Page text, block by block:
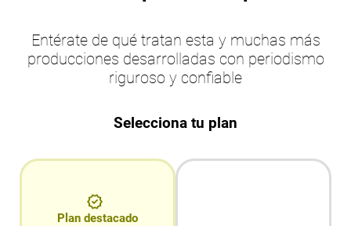
Entérate de qué tratan esta y muchas más
producciones desarrolladas con periodismo
riguroso y confiable
Selecciona tu plan
Plan destacado